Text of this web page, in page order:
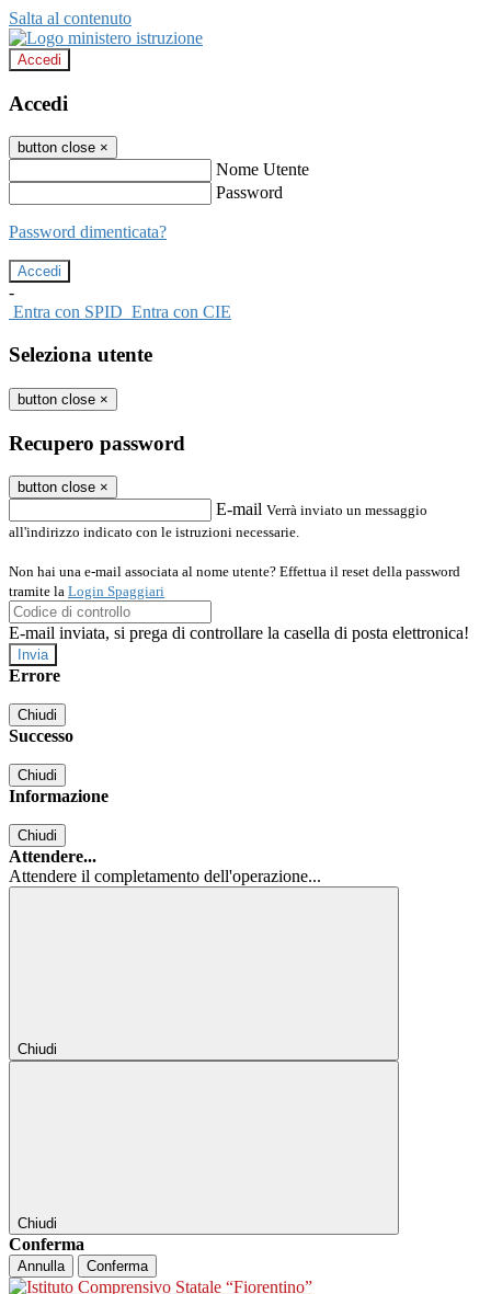
Salta al contenuto
Accedi
Accedi
button close ×
Nome Utente
Password
Password dimenticata?
-
Entra con SPID Entra con CIE
Seleziona utente
button close ×
Recupero password
button close ×
E-mail Verrà inviato un messaggio
all'indirizzo indicato con le istruzioni necessarie.
Non hai una e-mail associata al nome utente? Effettua il reset della password
tramite la Login Spaggiari
E-mail inviata, si prega di controllare la casella di posta elettronica!
Errore
Chiudi
Successo
Chiudi
Informazione
Chiudi
Attendere...
Attendere il completamento dell'operazione...
Chiudi
Chiudi
Conferma
Annulla Conferma